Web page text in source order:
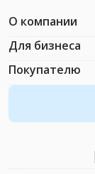
О компании
Для бизнеса
Покупателю